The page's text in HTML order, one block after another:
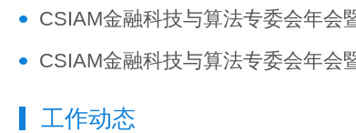
CSIAM金融科技与算法专委会年会
CSIAM金融科技与算法专委会年会
工作动态